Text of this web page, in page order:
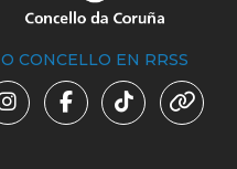
O CONCELLO EN RRSS